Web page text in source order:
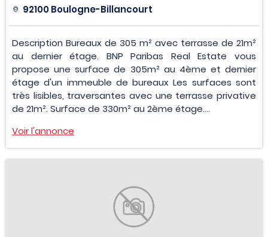
92100 Boulogne-Billancourt
Description Bureaux de 305 m² avec terrasse de 21m²
au dernier étage. BNP Paribas Real Estate vous
propose une surface de 305m² au 4ème et dernier
étage d'un immeuble de bureaux Les surfaces sont
très lisibles, traversantes avec une terrasse privative
de 21m². Surface de 330m² au 2ème étage....
Voir l'annonce